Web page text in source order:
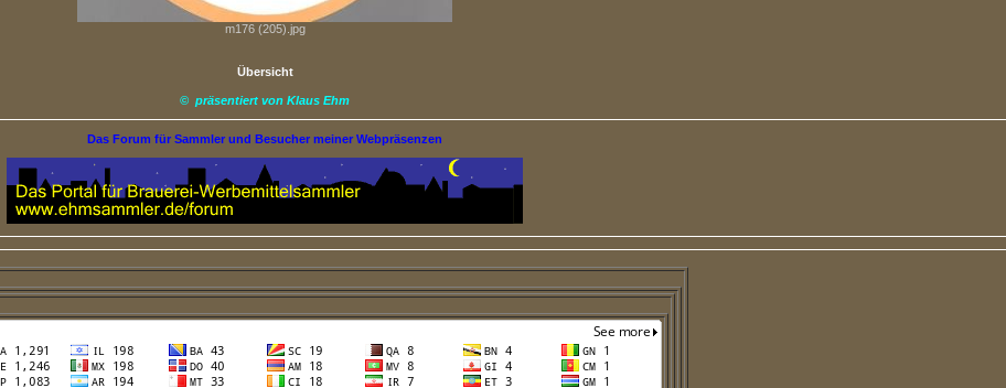
m176 (205).jpg
Übersicht
© präsentiert von Klaus Ehm
Das Forum für Sammler und Besucher meiner Webpräsenzen